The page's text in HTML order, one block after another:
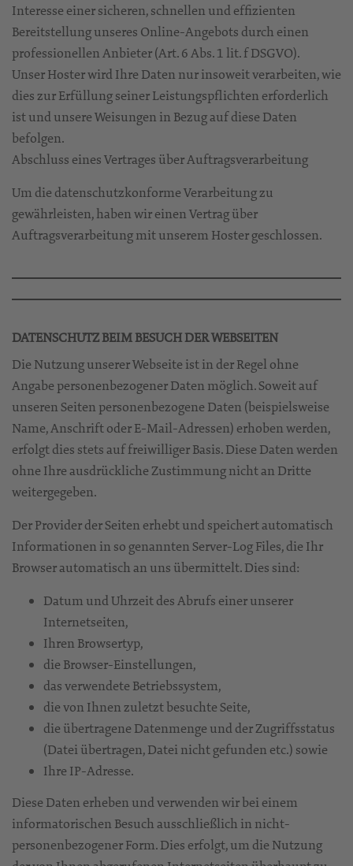
Interesse einer sicheren, schnellen und effizienten
Bereitstellung unseres Online-Angebots durch einen
professionellen Anbieter (Art. 6 Abs. 1 lit. f DSGVO).
Unser Hoster wird Ihre Daten nur insoweit verarbeiten, wie
dies zur Erfüllung seiner Leistungspflichten erforderlich
ist und unsere Weisungen in Bezug auf diese Daten
befolgen.
Abschluss eines Vertrages über Auftragsverarbeitung
Um die datenschutzkonforme Verarbeitung zu
gewährleisten, haben wir einen Vertrag über
Auftragsverarbeitung mit unserem Hoster geschlossen.
DATENSCHUTZ BEIM BESUCH DER WEBSEITEN
Die Nutzung unserer Webseite ist in der Regel ohne
Angabe personenbezogener Daten möglich. Soweit auf
unseren Seiten personenbezogene Daten (beispielsweise
Name, Anschrift oder E-Mail-Adressen) erhoben werden,
erfolgt dies stets auf freiwilliger Basis. Diese Daten werden
ohne Ihre ausdrückliche Zustimmung nicht an Dritte
weitergegeben.
Der Provider der Seiten erhebt und speichert automatisch
Informationen in so genannten Server-Log Files, die Ihr
Browser automatisch an uns übermittelt. Dies sind:
Datum und Uhrzeit des Abrufs einer unserer
Internetseiten,
Ihren Browsertyp,
die Browser-Einstellungen,
das verwendete Betriebssystem,
die von Ihnen zuletzt besuchte Seite,
die übertragene Datenmenge und der Zugriffsstatus
(Datei übertragen, Datei nicht gefunden etc.) sowie
Ihre IP-Adresse.
Diese Daten erheben und verwenden wir bei einem
informatorischen Besuch ausschließlich in nicht-
personenbezogener Form. Dies erfolgt, um die Nutzung